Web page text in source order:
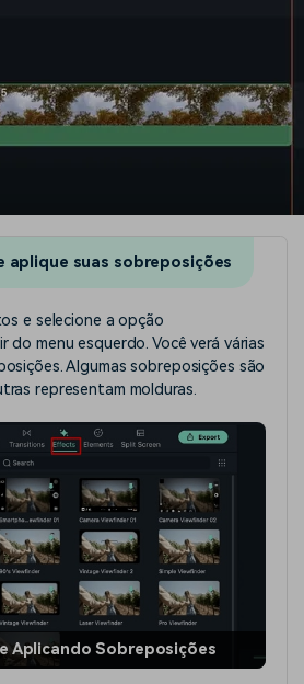
aplique suas sobreposições
e selecione a opção
menu esquerdo. Você verá várias
Algumas sobreposições são
representam molduras.
Aplicando Sobreposições